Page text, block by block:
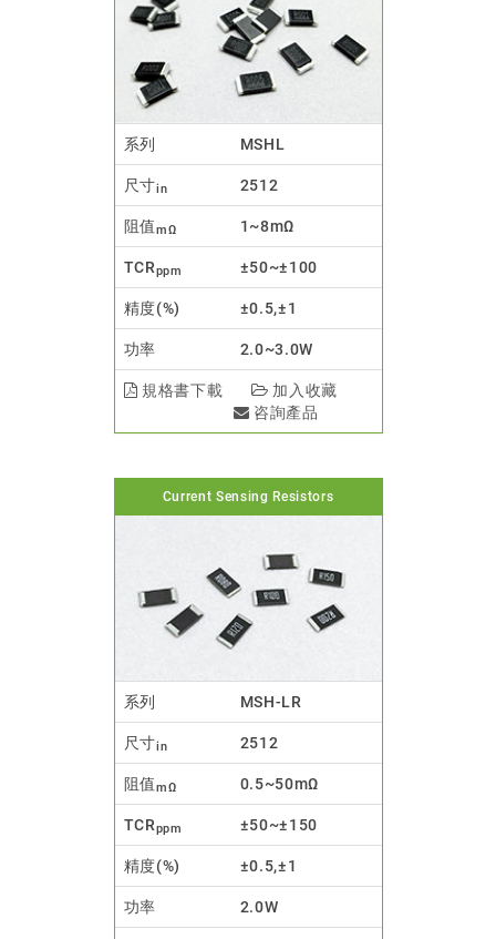
系列 MSHL
尺寸in 2512
阻值mΩ 1~8mΩ
TCRppm ±50~±100
精度(%) ±0.5,±1
功率 2.0~3.0W
規格書下載
加入收藏
咨詢產品
Current Sensing Resistors
系列 MSH-LR
尺寸in 2512
阻值mΩ 0.5~50mΩ
TCRppm ±50~±150
精度(%) ±0.5,±1
功率 2.0W